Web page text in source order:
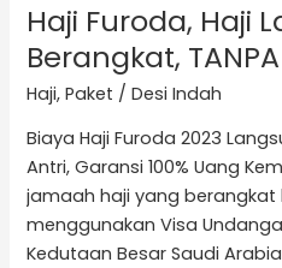
Haji Furoda, Haji
Berangkat, TANPA
Haji,Paket /Desi Indah
Biaya Haji Furoda 2023
Antri, Garansi 100% Uang
jamaah haji yang berangkat
menggunakan Visa
Kedutaan Besar Saudi
Haji
Furoda,
Haji
Langsung
Berangkat,
TANPA
ANTRI